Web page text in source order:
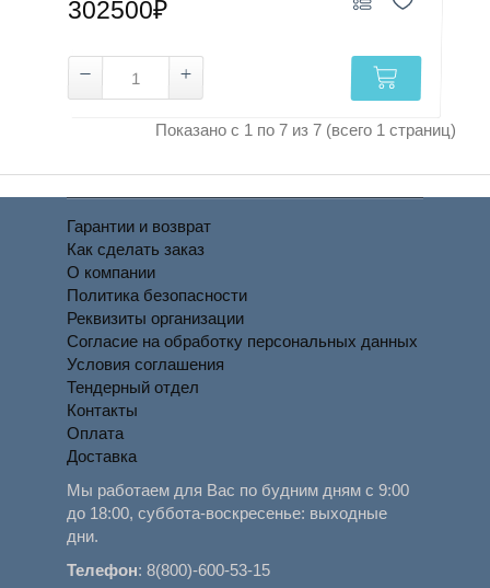
302500₽
Показано с 1 по 7 из 7 (всего 1 страниц)
Гарантии и возврат
Как сделать заказ
О компании
Политика безопасности
Реквизиты организации
Согласие на обработку персональных данных
Условия соглашения
Тендерный отдел
Контакты
Оплата
Доставка
Мы работаем для Вас по будним дням с 9:00
до 18:00, суббота-воскресенье: выходные
дни.
Телефон:8(800)-600-53-15